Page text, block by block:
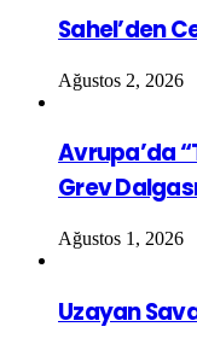
Sahel’den
Ağustos 2, 2026
Avrupa’da
Grev
Ağustos 1, 2026
Uzayan